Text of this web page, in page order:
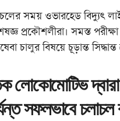
সময় ওভারহেড বিদ্যুৎ
প্রকৌশলীরা। সমস্ত
চালুর বিষয়ে চূড়ান্ত
লোকোমোটিভ
সফলভাবে